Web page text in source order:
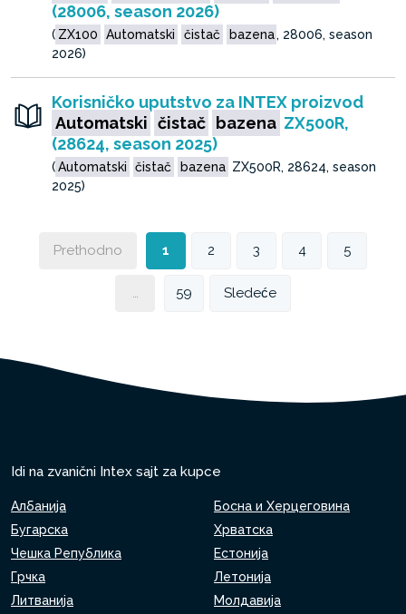
(28006, season 2026)
( ZX100 Automatski čistač bazena , 28006, season
2026)
Korisničko uputstvo za INTEX proizvod
Automatski čistač bazena ZX500R,
(28624, season 2025)
(Automatski čistač bazena ZX500R, 28624, season
2025)
Prethodno 1 2 3 4 5
… 59 Sledeće
Idi na zvanični Intex sajt za kupce
Албанија
Босна и Херцеговина
Бугарска
Хрватска
Чешка Република
Естонија
Грчка
Летонија
Литванија
Молдавија